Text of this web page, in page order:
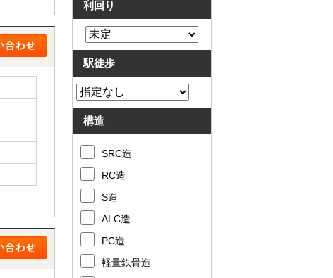
利回り
駅徒歩
構造
SRC造
RC造
S造
ALC造
PC造
軽量鉄骨造